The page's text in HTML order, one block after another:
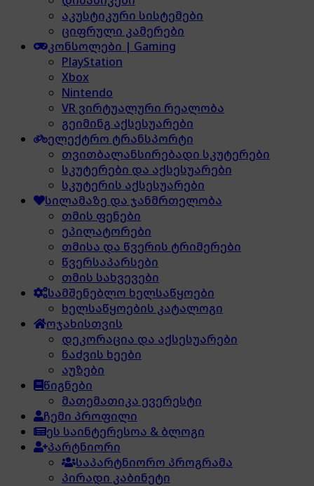
აკუსტიკური სისტემები
ციფრული კამერები
კონსოლები | Gaming
PlayStation
Xbox
Nintendo
VR ვირტუალური რეალობა
გეიმინგ აქსესუარები
ელექტრო ტრანსპორტი
თვითბალანსირებადი სკუტერები
სკუტერები და აქსესუარები
სკუტერის აქსესუარები
სილამაზე და ჯანმრთელობა
თმის ფენები
ეპილატორები
თმისა და წვერის ტრიმერები
წვერსაპარსები
თმის სახვევები
სამშენებლო ხელსაწყოები
ხელსაწყოების კატალოგი
ოჯახისთვის
დეკორაცია და აქსესუარები
ნაძვის ხეები
აუზები
წიგნები
მათემათიკა ევერესტი
ჩემი პროფილი
ეს საინტერესოა & ბლოგი
პარტნიორი
საპარტნიორო პროგრამა
პირადი კაბინეტი